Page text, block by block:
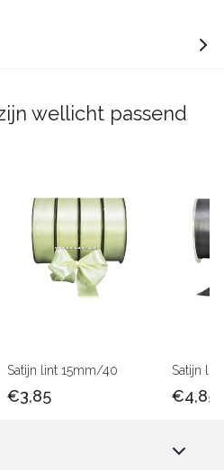
wellicht passend
Satijn lint 15mm/40
€3,85
Satijn
€4,85